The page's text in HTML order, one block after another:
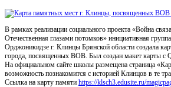
В рамках реализации социального проекта «Война
Отечественная глазами потомков» инициативная
Орджоникидзе г. Клинцы Брянской области создала
города, посвященных ВОВ. Был создан макет карты с
На официальном сайте школы размещена страница
возможность познакомится с историей Клинцов в те
Ссылка на карту памяти https://klsch3.edusite.ru/